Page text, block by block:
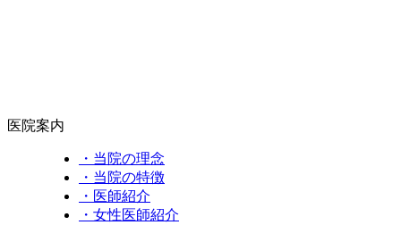
医院案内
・当院の理念
・当院の特徴
・医師紹介
・女性医師紹介